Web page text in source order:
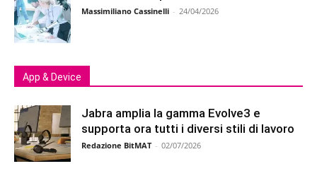
Massimiliano Cassinelli - 24/04/2026
App & Device
Jabra amplia la gamma Evolve3 e
supporta ora tutti i diversi stili di lavoro
Redazione BitMAT - 02/07/2026